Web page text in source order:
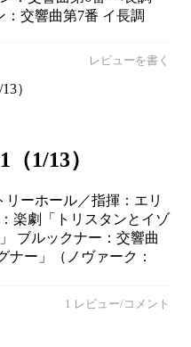
：交響曲第7番 イ長調
レビューを書く
1/13）
リーホール／指揮：エリ
楽劇「トリスタンとイゾ
ブルックナー：交響曲
ナー」（ノヴァーク：
1 レビュー/コメント